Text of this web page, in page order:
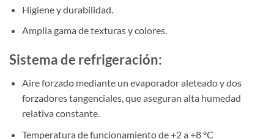
Higiene y durabilidad.
Amplia gama de texturas y colores.
Sistema de refrigeración:
Aire forzado mediante un evaporador aleteado y dos
forzadores tangenciales, que aseguran alta humedad
relativa constante.
Temperatura de funcionamiento de +2 a +8 ºC